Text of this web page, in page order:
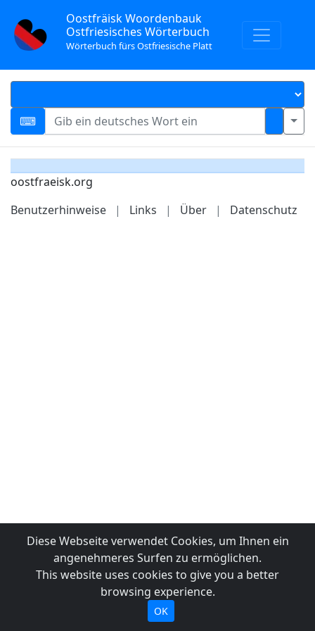
Oostfräisk Woordenbauk
Ostfriesisches Wörterbuch
Wörterbuch fürs Ostfriesische Platt
oostfraeisk.org
Benutzerhinweise
| Links | Über | Datenschutz
Diese Webseite verwendet Cookies, um Ihnen ein
angenehmeres Surfen zu ermöglichen.
This website uses cookies to give you a better
browsing experience.
OK